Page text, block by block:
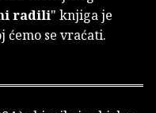
radili" knjiga je
ćemo se vraćati.